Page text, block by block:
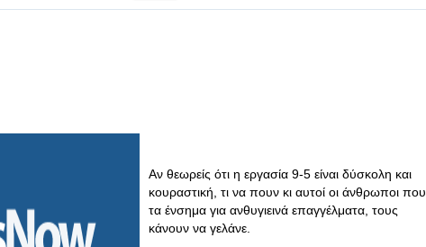
Αν θεωρείς ότι η εργασία 9-5 είναι δύσκολη και
κουραστική, τι να πουν κι αυτοί οι άνθρωποι που
τα ένσημα για ανθυγιεινά επαγγέλματα, τους
κάνουν να γελάνε.